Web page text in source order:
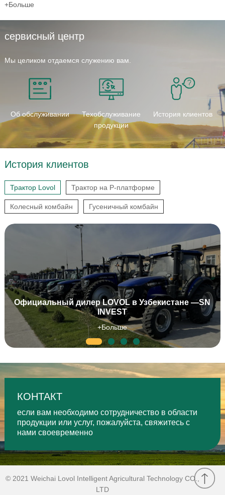
+Больше
сервисный центр
Мы целиком отдаемся служению вам.
Об обслуживании
Техобслуживание
продукции
История клиентов
История клиентов
Трактор Lovol Трактор на Р-платформе
Колесный комбайн Гусеничный комбайн
Официальный дилер LOVOL в Узбекистане —SN
INVEST
+Больше
КОНТАКТ
если вам необходимо сотрудничество в области
продукции или услуг, пожалуйста, свяжитесь с
нами своевременно
© 2021 Weichai Lovol Intelligent Agricultural Technology CO.,
LTD